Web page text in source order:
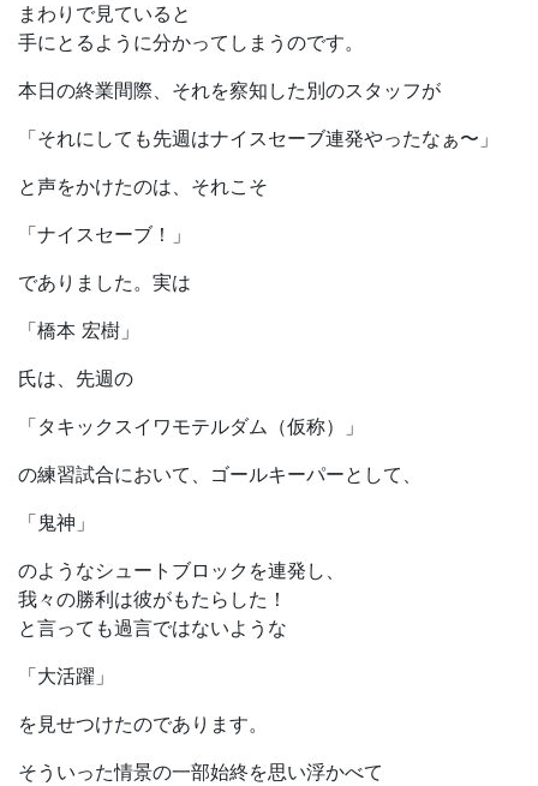
まわりで見ていると
手にとるように分かってしまうのです。
本日の終業間際、それを察知した別のスタッフが
「それにしても先週はナイスセーブ連発やったなぁ〜」
と声をかけたのは、それこそ
「ナイスセーブ！」
でありました。実は
「橋本 宏樹」
氏は、先週の
「タキックスイワモテルダム（仮称）」
の練習試合において、ゴールキーパーとして、
「鬼神」
のようなシュートブロックを連発し、
我々の勝利は彼がもたらした！
と言っても過言ではないような
「大活躍」
を見せつけたのであります。
そういった情景の一部始終を思い浮かべて